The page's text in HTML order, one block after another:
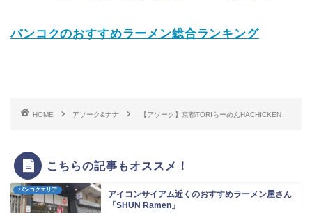
バンコクのおすすめラーメン総合ランキング
HOME アソーク&ナナ 【アソーク】京都TORIらーめんHACHICKEN
こちらの記事もオススメ！
バンコクエリア
アイコンサイアム近くのおすすめラーメン屋さん
「SHUN Ramen」